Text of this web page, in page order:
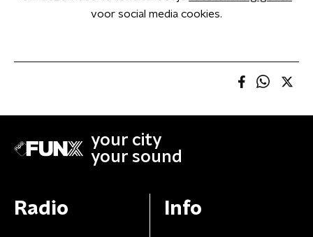
voor social media cookies.
your city
your sound
Radio Info